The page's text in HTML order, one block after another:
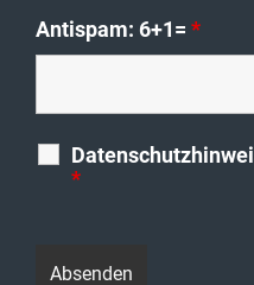
Antispam: 6+1=*
Datenschutzhinweis